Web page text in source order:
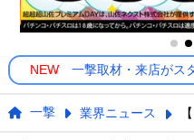
NEW 一撃取材・来店がス
一撃 業界ニュース